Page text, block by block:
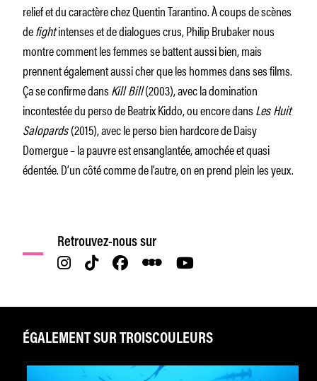
relief et du caractère chez Quentin Tarantino. À coups de scènes
defightintenses et de dialogues crus, Philip Brubaker nous
montre comment les femmes se battent aussi bien, mais
prennent également aussi cher que les hommes dans ses films.
Ça se confirme dansKill Bill(2003), avec la domination
incontestée du perso de Beatrix Kiddo, ou encore dansLes Huit
Salopards(2015), avec le perso bien hardcore de Daisy
Domergue – la pauvre est ensanglantée, amochée et quasi
édentée. D’un côté comme de l’autre, on en prend plein les yeux.
Retrouvez-nous sur
ÉGALEMENT SUR TROISCOULEURS